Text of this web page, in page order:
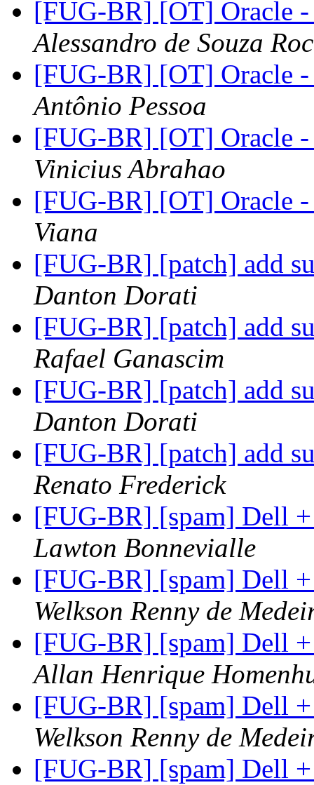
[FUG-BR] [OT] Oracle
Alessandro de Souza
[FUG-BR] [OT] Oracle
Antônio Pessoa
[FUG-BR] [OT] Oracle
Vinicius Abrahao
[FUG-BR] [OT] Oracle
Viana
[FUG-BR] [patch] add
Danton Dorati
[FUG-BR] [patch] add
Rafael Ganascim
[FUG-BR] [patch] add
Danton Dorati
[FUG-BR] [patch] add
Renato Frederick
[FUG-BR] [spam] Dell
Lawton Bonnevialle
[FUG-BR] [spam] Dell
Welkson Renny de
[FUG-BR] [spam] Dell
Allan Henrique
[FUG-BR] [spam] Dell
Welkson Renny de
[FUG-BR] [spam] Dell